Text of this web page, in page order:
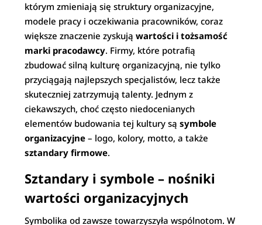
którym zmieniają się struktury organizacyjne,
modele pracy i oczekiwania pracowników, coraz
większe znaczenie zyskująwartości i tożsamość
marki pracodawcy. Firmy, które potrafią
zbudować silną kulturę organizacyjną, nie tylko
przyciągają najlepszych specjalistów, lecz także
skuteczniej zatrzymują talenty. Jednym z
ciekawszych, choć często niedocenianych
elementów budowania tej kultury sąsymbole
organizacyjne – logo, kolory, motto, a także
sztandary firmowe.
Sztandary i symbole – nośniki
wartości organizacyjnych
Symbolika od zawsze towarzyszyła wspólnotom. W